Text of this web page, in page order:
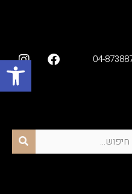
פתח סרגל נגישות